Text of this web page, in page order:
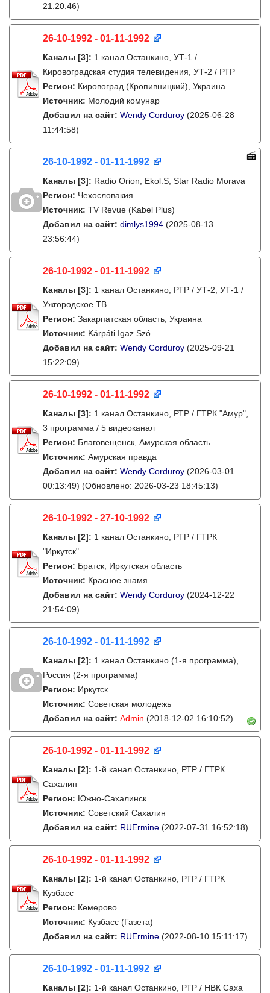
21:20:46)
26-10-1992 - 01-11-1992
Каналы [3]: 1 канал Останкино, УТ-1 /
Кировоградская студия телевидения, УТ-2 / РТР
Регион: Кировоград (Кропивницкий), Украина
Источник: Молодий комунар
Добавил на сайт: Wendy Corduroy (2025-06-28
11:44:58)
26-10-1992 - 01-11-1992
Каналы [3]: Radio Orion, Ekol.S, Star Radio Morava
Регион: Чехословакия
Источник: TV Revue (Kabel Plus)
Добавил на сайт: dimlys1994 (2025-08-13
23:56:44)
26-10-1992 - 01-11-1992
Каналы [3]: 1 канал Останкино, РТР / УТ-2, УТ-1 /
Ужгородское ТВ
Регион: Закарпатская область, Украина
Источник: Kárpáti Igaz Szó
Добавил на сайт: Wendy Corduroy (2025-09-21
15:22:09)
26-10-1992 - 01-11-1992
Каналы [3]: 1 канал Останкино, РТР / ГТРК "Амур",
3 программа / 5 видеоканал
Регион: Благовещенск, Амурская область
Источник: Амурская правда
Добавил на сайт: Wendy Corduroy (2026-03-01
00:13:49) (Обновлено: 2026-03-23 18:45:13)
26-10-1992 - 27-10-1992
Каналы [2]: 1 канал Останкино, РТР / ГТРК
"Иркутск"
Регион: Братск, Иркутская область
Источник: Красное знамя
Добавил на сайт: Wendy Corduroy (2024-12-22
21:54:09)
26-10-1992 - 01-11-1992
Каналы [2]: 1 канал Останкино (1-я программа),
Россия (2-я программа)
Регион: Иркутск
Источник: Советская молодежь
Добавил на сайт: Admin (2018-12-02 16:10:52)
26-10-1992 - 01-11-1992
Каналы [2]: 1-й канал Останкино, РТР / ГТРК
Сахалин
Регион: Южно-Сахалинск
Источник: Советский Сахалин
Добавил на сайт: RUErmine (2022-07-31 16:52:18)
26-10-1992 - 01-11-1992
Каналы [2]: 1-й канал Останкино, РТР / ГТРК
Кузбасс
Регион: Кемерово
Источник: Кузбасс (Газета)
Добавил на сайт: RUErmine (2022-08-10 15:11:17)
26-10-1992 - 01-11-1992
Каналы [2]: 1-й канал Останкино, РТР / НВК Саха